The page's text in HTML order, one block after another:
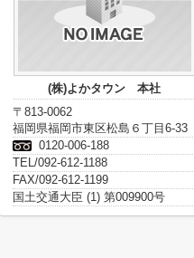
(株)よかタウン 本社
〒813-0062
福岡県福岡市東区松島６丁目6-33
0120-006-188
TEL/092-612-1188
FAX/092-612-1199
国土交通大臣 (1) 第009900号